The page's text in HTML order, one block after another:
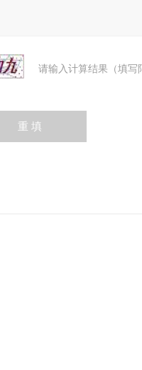
请输入计算结果（填写